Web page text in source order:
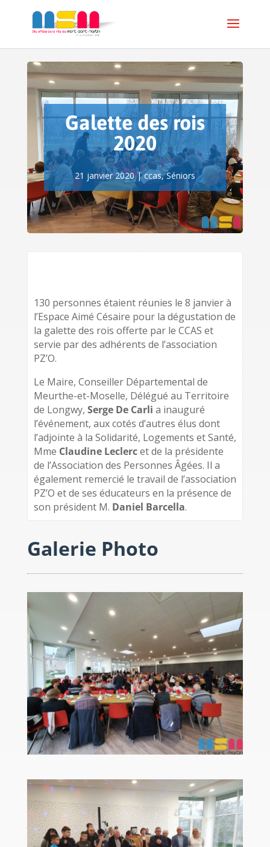
Galette des rois
2020
21 janvier 2020|ccas,Séniors
130 personnes étaient réunies le 8 janvier à
l’Espace Aimé Césaire pour la dégustation de
la galette des rois offerte par le CCAS et
servie par des adhérents de l’association
PZ’O.
Le Maire, Conseiller Départemental de
Meurthe-et-Moselle, Délégué au Territoire
de Longwy, Serge De Carli a inauguré
l’événement, aux cotés d’autres élus dont
l’adjointe à la Solidarité, Logements et Santé,
Mme Claudine Leclercet de la présidente
de l’Association des Personnes Âgées. Il a
également remercié le travail de l’association
PZ’O et de ses éducateurs en la présence de
son président M. Daniel Barcella.
Galerie Photo